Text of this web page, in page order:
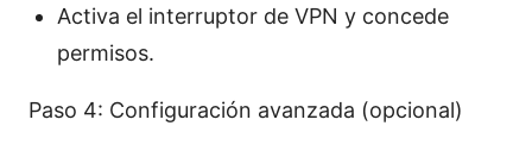
Activa el interruptor de VPN y concede
permisos.
Paso 4: Configuración avanzada (opcional)